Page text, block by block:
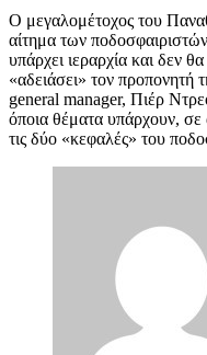
Ο μεγαλομέτοχος του
αίτημα των
υπάρχει ιεραρχία και δεν
«αδειάσει» τον
general manager, Πιέρ
όποια θέματα υπάρχουν, σε
τις δύο «κεφαλές» του